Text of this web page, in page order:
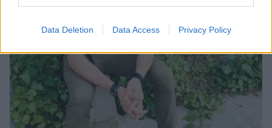
Data Deletion Data Access Privacy Policy